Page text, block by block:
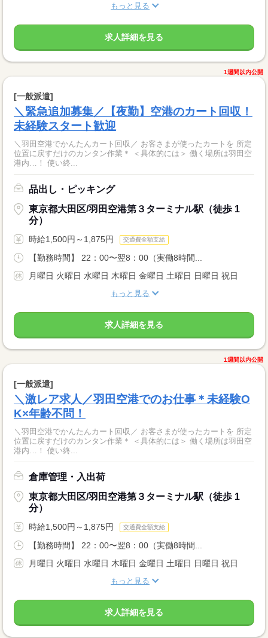
もっと見る
求人詳細を見る
1週間以内公開
[一般派遣]
＼緊急追加募集／【夜勤】空港のカート回収！
未経験スタート歓迎
＼羽田空港でかんたんカート回収／ お客さまが使ったカートを 所定
位置に戻すだけのカンタン作業＊ ＜具体的には＞ 働く場所は羽田空
港内…！ 使い終...
品出し・ピッキング
東京都大田区/羽田空港第３ターミナル駅（徒歩 1
分）
時給1,500円～1,875円 交通費全額支給
【勤務時間】 22：00〜翌8：00（実働8時間...
月曜日 火曜日 水曜日 木曜日 金曜日 土曜日 日曜日 祝日
もっと見る
求人詳細を見る
1週間以内公開
[一般派遣]
＼激レア求人／羽田空港でのお仕事＊未経験O
K×年齢不問！
＼羽田空港でかんたんカート回収／ お客さまが使ったカートを 所定
位置に戻すだけのカンタン作業＊ ＜具体的には＞ 働く場所は羽田空
港内…！ 使い終...
倉庫管理・入出荷
東京都大田区/羽田空港第３ターミナル駅（徒歩 1
分）
時給1,500円～1,875円 交通費全額支給
【勤務時間】 22：00〜翌8：00（実働8時間...
月曜日 火曜日 水曜日 木曜日 金曜日 土曜日 日曜日 祝日
もっと見る
求人詳細を見る